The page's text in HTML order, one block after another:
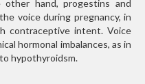
hand, progestins and
voice during pregnancy, in
contraceptive intent. Voice
hormonal imbalances, as in
hypothyroidsm.